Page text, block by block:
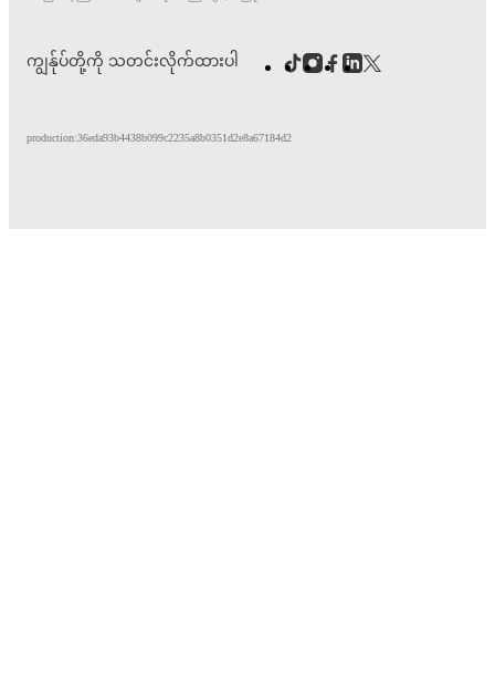
ကျွန်ုပ်တို့ကို သတင်းလိုက်ထားပါ
production:36eda93b4438b099c2235a8b0351d2e8a67184d2